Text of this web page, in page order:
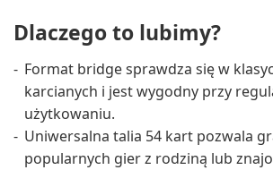
Dlaczego to lubimy?
Format bridge sprawdza się w
karcianych i jest wygodny przy
użytkowaniu.
Uniwersalna talia 54 kart pozwala
popularnych gier z rodziną lub